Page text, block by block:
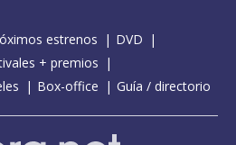
estrenos
DVD
+ premios
Box-office Guía / directorio